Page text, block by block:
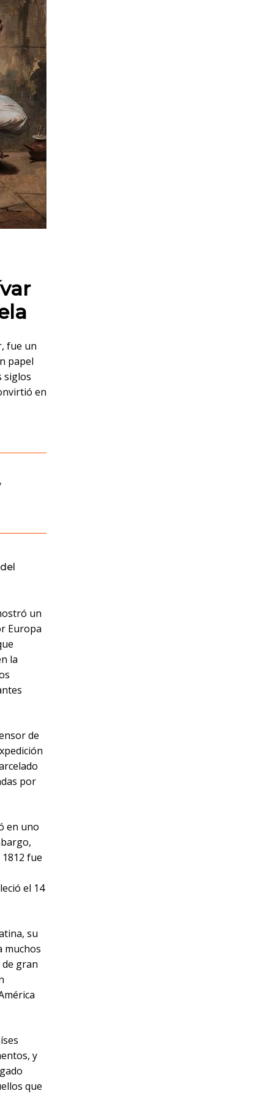
fue un
papel
siglos
en
un
Europa
la
de
por
en uno
fue
el 14
su
muchos
gran
y
que